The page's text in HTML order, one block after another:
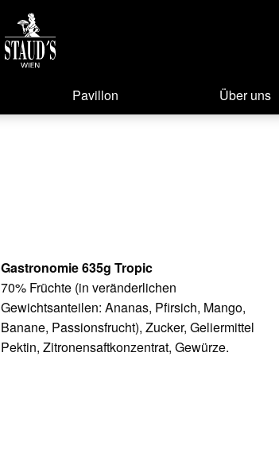
Pavillon Über uns
Gastronomie 635g Tropic
70% Früchte (in veränderlichen
Gewichtsanteilen: Ananas, Pfirsich, Mango,
Banane, Passionsfrucht), Zucker, Geliermittel
Pektin, Zitronensaftkonzentrat, Gewürze.